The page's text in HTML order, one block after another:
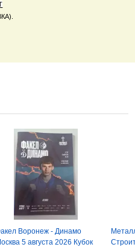
Воронеж - Динамо
5 августа 2026 Кубок